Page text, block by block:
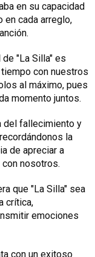
en su capacidad
en cada arreglo,
de "La Silla" es
con nuestros
al máximo, pues
momento juntos.
del fallecimiento y
la
de apreciar a
nosotros.
que "La Silla" sea
crítica,
emociones
con un exitoso